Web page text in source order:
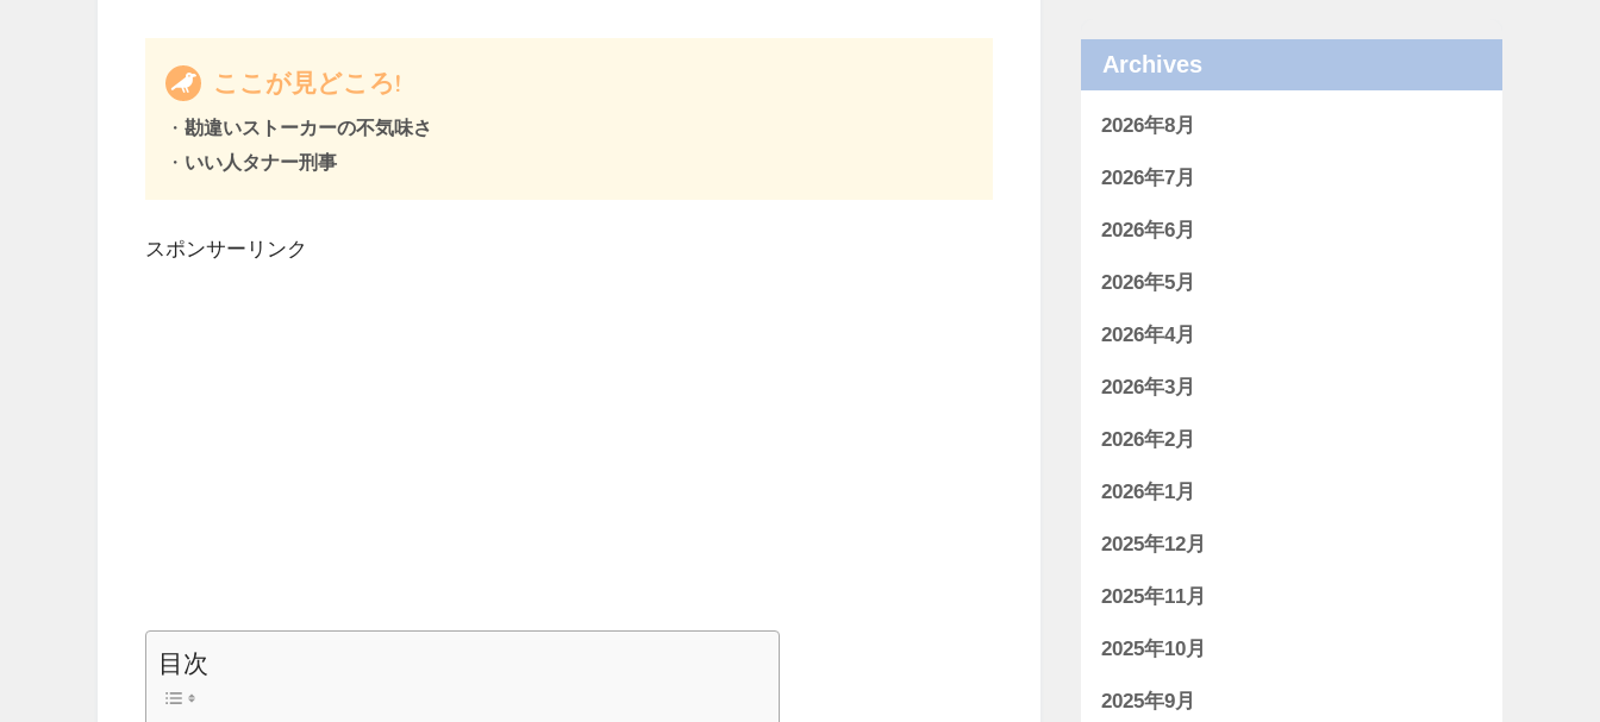
ここが見どころ!
・勘違いストーカーの不気味さ
・ いい人タナー刑事
スポンサーリンク
目次
Archives
2026年8月
2026年7月
2026年6月
2026年5月
2026年4月
2026年3月
2026年2月
2026年1月
2025年12月
2025年11月
2025年10月
2025年9月